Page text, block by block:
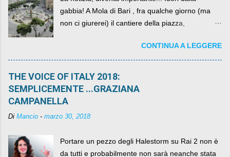
gabbia! A Mola di Bari , fra qualche giorno (ma
non ci giurerei) il cantiere della piazza,
per un numero esorbitante di mesi, non ci sarà
più. C'era una volta Piazza XX Settembre ,
CONTINUA A LEGGERE
THE VOICE OF ITALY 2018:
SEMPLICEMENTE ...GRAZIANA
CAMPANELLA
Di Mancio - marzo 30, 2018
Portare un pezzo degli Halestorm su Rai 2 non è
da tutti e probabilmente non sarà neanche stata